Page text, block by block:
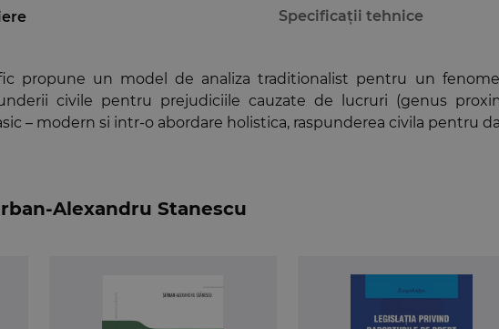
Specificații tehnice
propune un model de analiza traditionalist pentru un
civile pentru prejudiciile cauzate de lucruri (genus
– modern si intr-o abordare holistica, raspunderea civila pentru
Alexandru Stanescu